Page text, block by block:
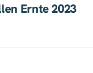
Ernte 2023